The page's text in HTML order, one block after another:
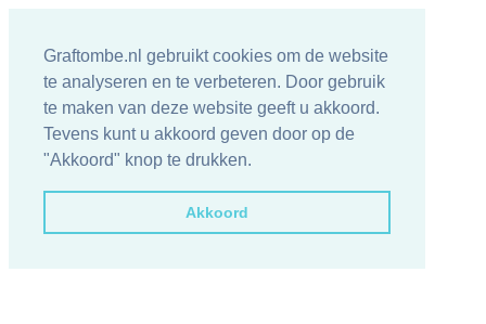
Graftombe.nl gebruikt cookies om de website
te analyseren en te verbeteren. Door gebruik
te maken van deze website geeft u akkoord.
Tevens kunt u akkoord geven door op de
"Akkoord" knop te drukken.
Akkoord